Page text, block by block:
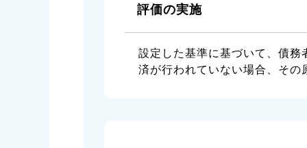
評価の実施
設定した基準に基づいて、債
済が行われていない場合、そ